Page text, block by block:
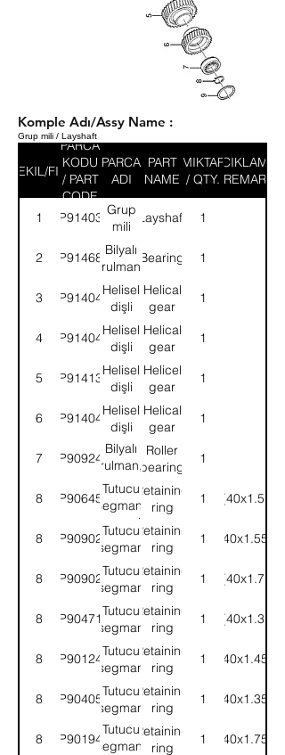
Komple Adı/Assy Name :
Grup mili / Layshaft
SEKIL/FIG
PARCA
KODU
/ PART
CODE
PARCA
ADI
PART
NAME
MIKTAR
/ QTY.
ACIKLAMA
/ REMARK
1 9P914038
Grup
mili
Layshaft 1
2 9P914680
Bilyalı
rulman
Bearing 1
3 9P914040
Helisel
dişli
Helical
gear
1
4 9P914041
Helisel
dişli
Helical
gear
1
5 9P914131
Helisel
dişli
Helicel
gear
1
6 9P914042
Helisel
dişli
Helical
gear
1
7 9P909244
Bilyalı
rulman,
grup
mili
Roller
bearing
1
8 9P906450
Tutucu
segman,
grup mili
Retaining
ring
1 (40x1.5)
8 9P909025
Tutucu
segman
Retaining
ring
1 (40x1.55)
8 9P909024
Tutucu
segman
Retaining
ring
1 (40x1.7)
8 9P904716
Tutucu
segman
Retaining
ring
1 (40x1.3)
8 9P901245
Tutucu
segman
Retaining
ring
1 (40x1.45)
8 9P904053
Tutucu
segman
Retaining
ring
1 (40x1.35)
8 9P901944
Tutucu
segman,
Retaining
ring
1 (40x1.75)